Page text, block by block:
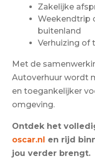
Zakelijke
Weekendtrip
buitenland
Verhuizing of
Met de
Autoverhuur wordt
en toegankelijker
omgeving.
Ontdek het
oscar.nl en rijd
jou verder brengt.